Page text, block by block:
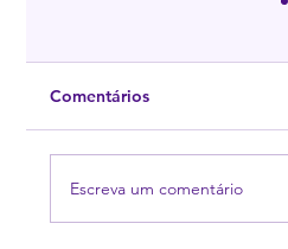
<p>É com grande
Transtornos
liderança [&hellip;]</p>
Comentários
Escreva um comentário